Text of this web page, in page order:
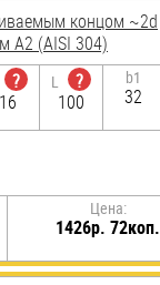
концом ~2d
А2 (AISI 304)
?
16
L
?
100
b1
32
Цена:
1426р. 72коп.